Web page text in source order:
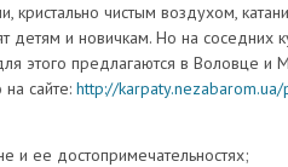
чистым воздухом,
и новичкам. Но на соседних
этого предлагаются в Воловце и
сайте: http://
ее достопримечательностях;